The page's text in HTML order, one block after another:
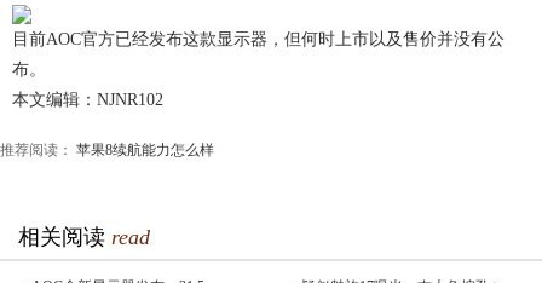
目前AOC官方已经发布这款显示器，但何时上市以及售价并没有公
布。
本文编辑：NJNR102
推荐阅读： 苹果8续航能力怎么样
相关阅读 read